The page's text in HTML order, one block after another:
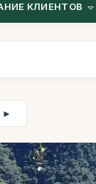
КЛИЕНТОВ
►